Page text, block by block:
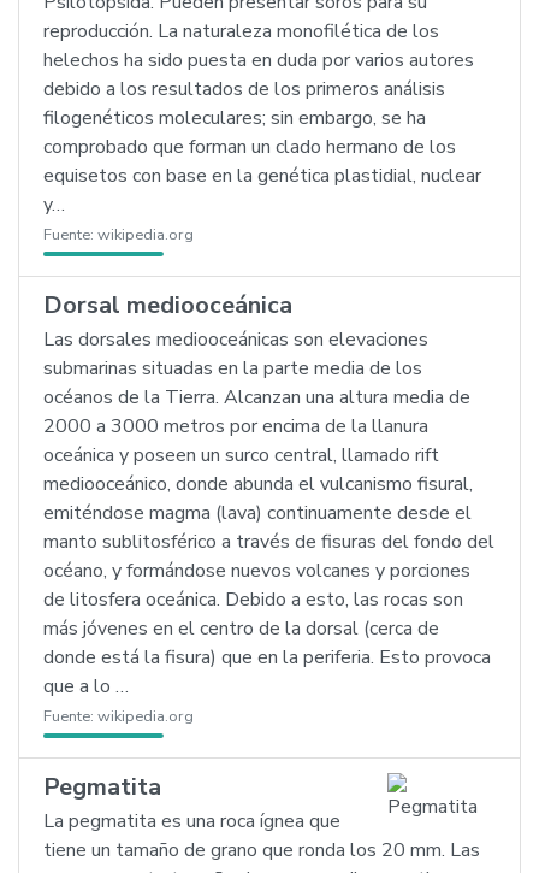
reproducción. La naturaleza monofilética de los
helechos ha sido puesta en duda por varios autores
debido a los resultados de los primeros análisis
filogenéticos moleculares; sin embargo, se ha
comprobado que forman un clado hermano de los
equisetos con base en la genética plastidial, nuclear
y…
Fuente: wikipedia.org
Dorsal mediooceánica
Las dorsales mediooceánicas son elevaciones
submarinas situadas en la parte media de los
océanos de la Tierra. Alcanzan una altura media de
2000 a 3000 metros por encima de la llanura
oceánica y poseen un surco central, llamado rift
mediooceánico, donde abunda el vulcanismo fisural,
emiténdose magma (lava) continuamente desde el
manto sublitosférico a través de fisuras del fondo del
océano, y formándose nuevos volcanes y porciones
de litosfera oceánica. Debido a esto, las rocas son
más jóvenes en el centro de la dorsal (cerca de
donde está la fisura) que en la periferia. Esto provoca
que a lo …
Fuente: wikipedia.org
Pegmatita
La pegmatita es una roca ígnea que
tiene un tamaño de grano que ronda los 20 mm. Las